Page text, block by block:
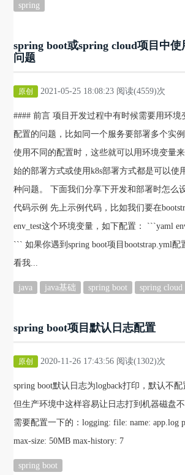
spring
spring boot或spring cloud项目中
问题
原创 2021-05-25 18:08:23 阅读(4559)次
#### 前言 项目开发过程中有时候需要用环
配置的问题，比如同一个服务要部署多个实
使用不同的配置时，这些就可以用环境变量
始的部署方式或使用k8s部署方式都是可以使
种问题。 下面我们分享下开发和部署时怎么
代码示例 先上示例代码，比如我们要在
env_test这个环境变量，如下配置： ```yaml
``` 如果你遇到spring boot项目bootstrap.yml
看我...
java java基础 spring boot spring cloud
spring boot项目默认日志配置
原创 2020-11-26 17:43:56 阅读(1302)次
spring boot默认日志为logback打印，默认不配
但生产环境中这样容易让日志打到机器磁盘
需要配置一下的：logging: file: name: app.log
max-size: 50MB max-history: 7
spring boot